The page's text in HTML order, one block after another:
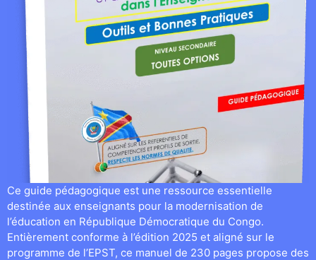
Ce guide pédagogique est une ressource essentielle
destinée aux enseignants pour la modernisation de
l’éducation en République Démocratique du Congo.
Entièrement conforme à l’édition 2025 et aligné sur le
programme de l’EPST, ce manuel de 230 pages propose des